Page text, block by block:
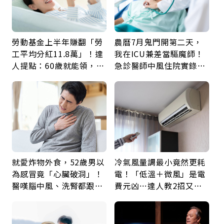
勞動基金上半年賺翻「勞
工平均分紅11.8萬」！達
人提點：60歲就能領，重
農曆7月鬼門開第二天，
我在ICU兼差當驅魔師！
急診醫師中風住院實錄：
就愛炸物外食，52歲男以
為感冒竟「心臟破洞」！
醫嘆腦中風、洗腎都跟它
冷氣風量調最小竟然更耗
電！「低溫＋微風」是電
費元凶…達人教2招又涼